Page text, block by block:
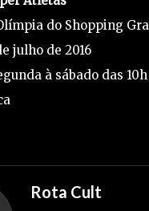
do Shopping
julho de 2016
à sábado das
Rota Cult